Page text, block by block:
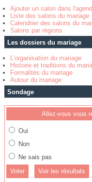
Ajouter un salon dans
Liste des salons du mariage
Calendrier des salons du
Salons par régions
Les dossiers du mariage
L'organisation du mariage
Histoire et traditions du
Formalités du mariage
Autour du mariage
Sondage
Allez-vous vous
Oui
Non
Ne sais pas
Voir les résultats